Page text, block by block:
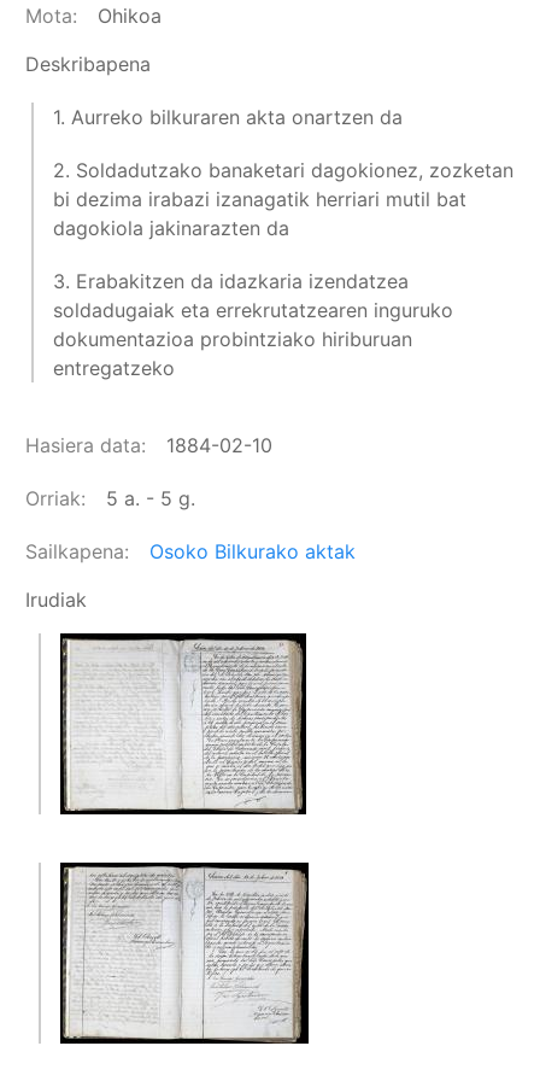
Mota
Ohikoa
Deskribapena
1. Aurreko bilkuraren akta onartzen da
2. Soldadutzako banaketari dagokionez, zozketan
bi dezima irabazi izanagatik herriari mutil bat
dagokiola jakinarazten da
3. Erabakitzen da idazkaria izendatzea
soldadugaiak eta errekrutatzearen inguruko
dokumentazioa probintziako hiriburuan
entregatzeko
Hasiera data 1884-02-10
Orriak 5 a. - 5 g.
Sailkapena
Osoko Bilkurako aktak
Irudiak